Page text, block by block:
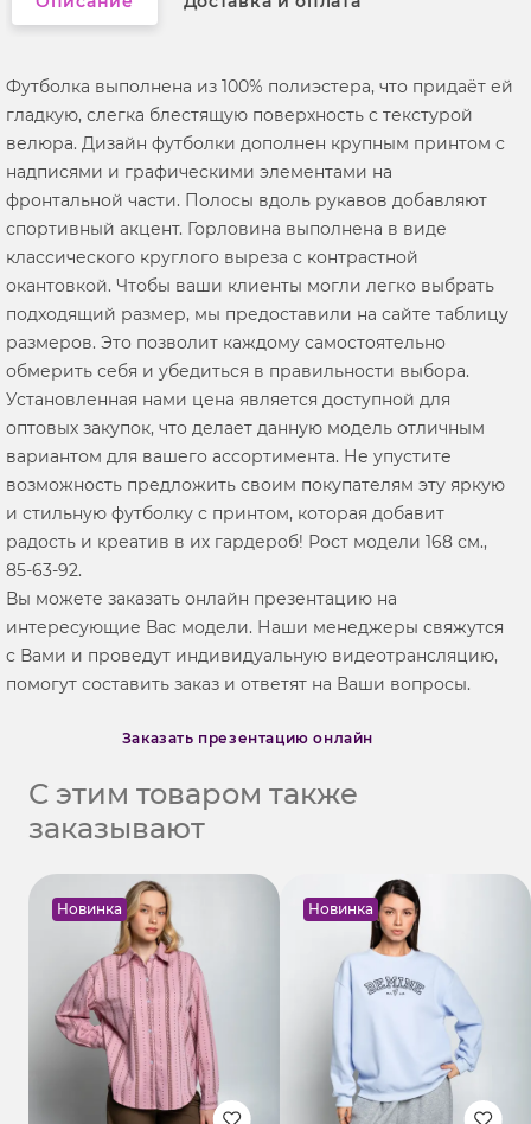
Футболка выполнена из 100% полиэстера, что придаёт ей
гладкую, слегка блестящую поверхность с текстурой
велюра. Дизайн футболки дополнен крупным принтом с
надписями и графическими элементами на
фронтальной части. Полосы вдоль рукавов добавляют
спортивный акцент. Горловина выполнена в виде
классического круглого выреза с контрастной
окантовкой. Чтобы ваши клиенты могли легко выбрать
подходящий размер, мы предоставили на сайте таблицу
размеров. Это позволит каждому самостоятельно
обмерить себя и убедиться в правильности выбора.
Установленная нами цена является доступной для
оптовых закупок, что делает данную модель отличным
вариантом для вашего ассортимента. Не упустите
возможность предложить своим покупателям эту яркую
и стильную футболку с принтом, которая добавит
радость и креатив в их гардероб! Рост модели 168 см.,
85-63-92.
Вы можете заказать онлайн презентацию на
интересующие Вас модели. Наши менеджеры свяжутся
с Вами и проведут индивидуальную видеотрансляцию,
помогут составить заказ и ответят на Ваши вопросы.
Заказать презентацию онлайн
С этим товаром также
заказывают
Новинка Новинка